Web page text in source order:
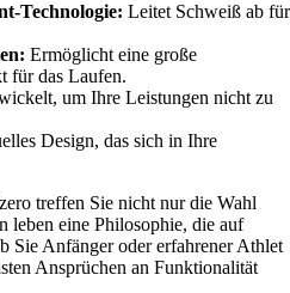
Technologie: Leitet Schweiß ab für
Ermöglicht eine große
für das Laufen.
um Ihre Leistungen nicht zu
Design, das sich in Ihre
treffen Sie nicht nur die Wahl
leben eine Philosophie, die auf
Sie Anfänger oder erfahrener Athlet
Ansprüchen an Funktionalität